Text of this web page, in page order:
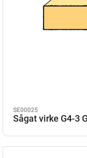
SE00025
Sågat virke G4-3